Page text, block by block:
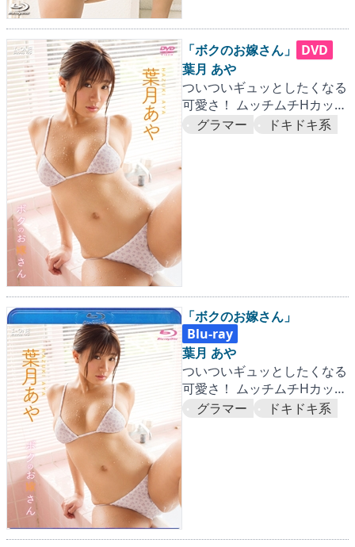
「ボクのお嫁さん」
DVD
葉月 あや
ついついギュッとしたくなる
可愛さ！ ムッチムチHカップ
なあやちゃんが奥様に！？
グラマー ドキドキ系
「ボクのお嫁さん」
Blu-ray
葉月 あや
ついついギュッとしたくなる
可愛さ！ ムッチムチHカップ
なあやちゃんが奥様に！？
グラマー ドキドキ系